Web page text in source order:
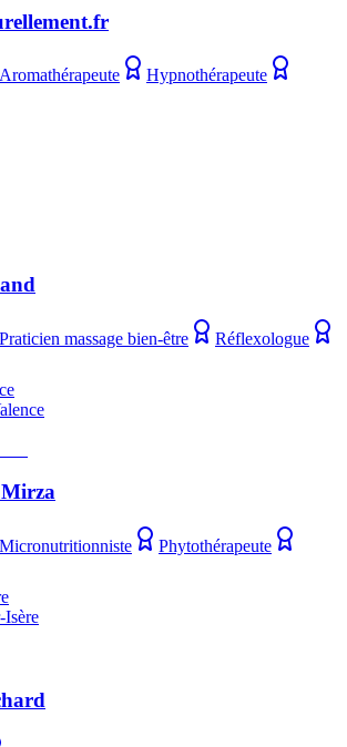
Aromathérapeute
Hypnothérapeute
Praticien massage bien-être
Réflexologue
Micronutritionniste
Phytothérapeute
Isère